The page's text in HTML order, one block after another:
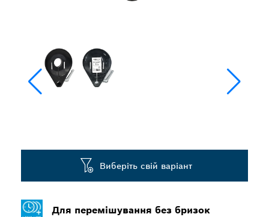
Для перемішування без бризок
Виберіть свій варіант